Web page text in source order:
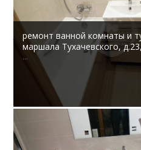
ремонт ванной комнаты и
маршала Тухачевского, д.23,
...